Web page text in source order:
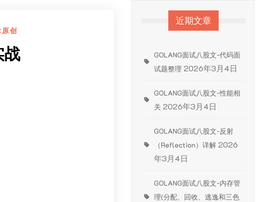
创
战
近期文章
GOLANG面试八股文-代码面
试题整理 2026年3月4日
GOLANG面试八股文-性能相
关 2026年3月4日
GOLANG面试八股文-反射
（Reflection）详解 2026
年3月4日
GOLANG面试八股文-内存管
理(分配、回收、逃逸和三色